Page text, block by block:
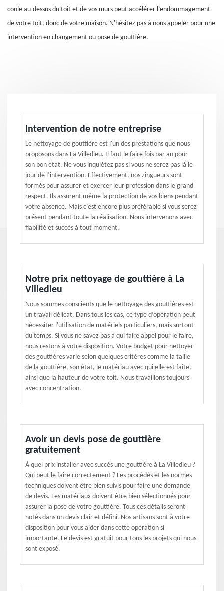
coule au-dessus du toit et de vos murs peut accélérer l’endommagement
de votre toit, donc de votre maison. N'hésitez pas à nous appeler pour une
intervention en changement ou pose de gouttière.
Intervention de notre entreprise
Le nettoyage de gouttière est l'un des prestations que nous
proposons dans La Villedieu. Il faut le faire fois par an pour
son bon état. Ne vous inquiétez pas si vous ne serez pas là le
jour de l’intervention. Effectivement, nos zingueurs sont
formés pour assurer et exercer leur profession dans le grand
respect. Ils assurent même la protection de vos biens pendant
votre absence. Mais c’est encore plus préférable si vous serez
présent pendant toute la réalisation. Nous intervenons avec
fiabilité et succès à tout moment.
Notre prix nettoyage de gouttière à La
Villedieu
Nous sommes conscients que le nettoyage des gouttières est
un travail délicat. Dans tous les cas, ce type d’opération peut
nécessiter l'utilisation de matériels particuliers, mais surtout
du temps. Si vous ne savez pas à qui faire appel pour le faire,
nous restons à votre disposition. Votre budget pour nettoyer
des gouttières varie selon quelques critères comme la taille
de la gouttière, son état, le matériau avec qui elle est faite,
ainsi que la hauteur de votre toit. Nous travaillons toujours
avec concentration.
Avoir un devis pose de gouttière
gratuitement
À quel prix installer avec succès une gouttière à La Villedieu ?
Qui peut le faire correctement ? Les procédés et les normes
techniques doivent être bien suivis pour faire une demande
de devis. Les matériaux doivent être bien sélectionnés pour
assurer la pose de votre gouttière. Tous ces détails seront
notés dans un devis clair et défini. Nos artisans sont à votre
disposition pour vous aider dans cette opération si
importante. Le devis est gratuit pour tous les projets qui nous
sont exposé.